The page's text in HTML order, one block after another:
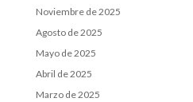
Noviembre de 2025
Agosto de 2025
Mayo de 2025
Abril de 2025
Marzo de 2025